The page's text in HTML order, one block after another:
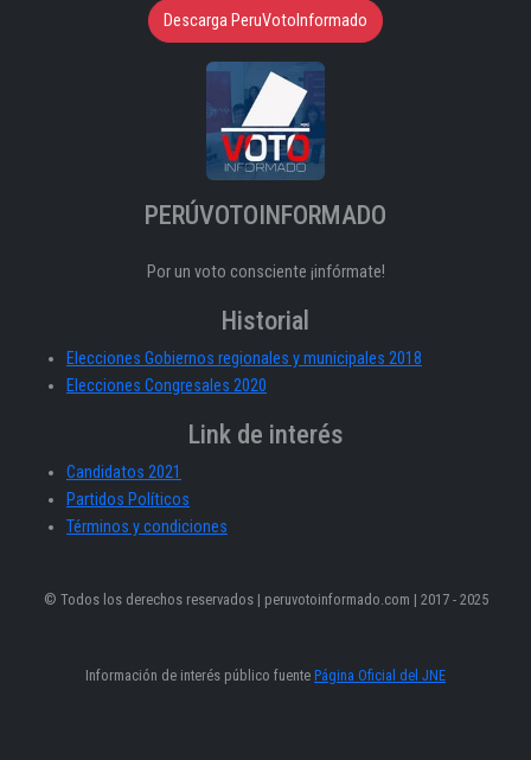
Descarga PeruVotoInformado
PERÚVOTOINFORMADO
Por un voto consciente ¡infórmate!
Historial
Elecciones Gobiernos regionales y municipales 2018
Elecciones Congresales 2020
Link de interés
Candidatos 2021
Partidos Políticos
Términos y condiciones
© Todos los derechos reservados | peruvotoinformado.com | 2017 - 2025
Información de interés público fuente Página Oficial del JNE